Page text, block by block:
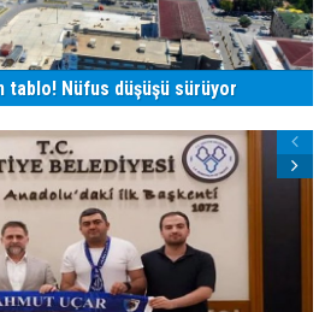
tablo! Nüfus düşüşü sürüyor